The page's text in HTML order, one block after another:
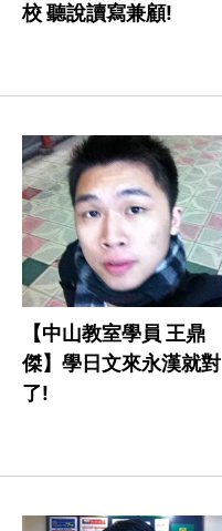
校 聽說讀寫兼顧!
【中山教室學員 王鼎
傑】學日文來永漢就對
了!